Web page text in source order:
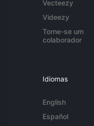
Vecteezy
Videezy
Torne-se um
colaborador
Idiomas
English
Español